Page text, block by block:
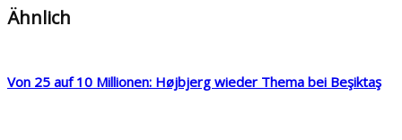
Ähnlich
Von 25 auf 10 Millionen: Højbjerg wieder Thema bei Beşiktaş